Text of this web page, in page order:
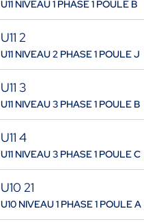
U11 NIVEAU 1 PHASE 1 POULE B
U11 2
U11 NIVEAU 2 PHASE 1 POULE J
U11 3
U11 NIVEAU 3 PHASE 1 POULE B
U11 4
U11 NIVEAU 3 PHASE 1 POULE C
U10 21
U10 NIVEAU 1 PHASE 1 POULE A